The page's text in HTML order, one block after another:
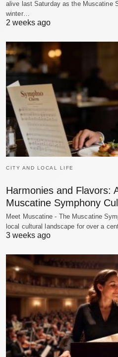
alive last Saturday as the Muscatine
winter…
2 weeks ago
CITY AND LOCAL LIFE
Harmonies and Flavors:
Muscatine Symphony
Meet Muscatine - The Muscatine
local cultural landscape for over a
3 weeks ago